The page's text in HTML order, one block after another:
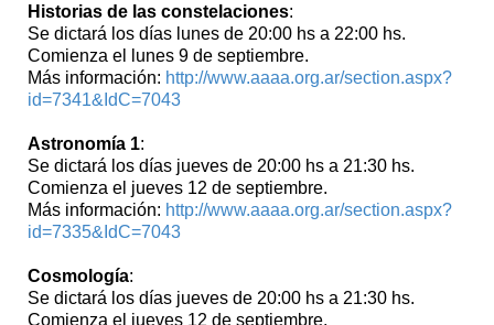
Historias de las constelaciones:
Se dictará los días lunes de 20:00 hs a 22:00 hs.
Comienza el lunes 9 de septiembre.
Más información: http://www.aaaa.org.ar/section.aspx?
id=7341&IdC=7043
Astronomía 1:
Se dictará los días jueves de 20:00 hs a 21:30 hs.
Comienza el jueves 12 de septiembre.
Más información: http://www.aaaa.org.ar/section.aspx?
id=7335&IdC=7043
Cosmología:
Se dictará los días jueves de 20:00 hs a 21:30 hs.
Comienza el jueves 12 de septiembre.